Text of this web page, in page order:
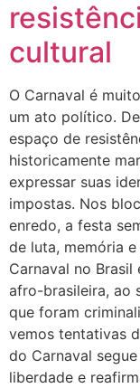
cultural
O Carnaval é
um ato político.
espaço de
historicamente
expressar suas
impostas. Nos
enredo, a festa
de luta, memória
Carnaval no
afro-brasileira, ao
que foram
vemos tentativas
do Carnaval
liberdade e